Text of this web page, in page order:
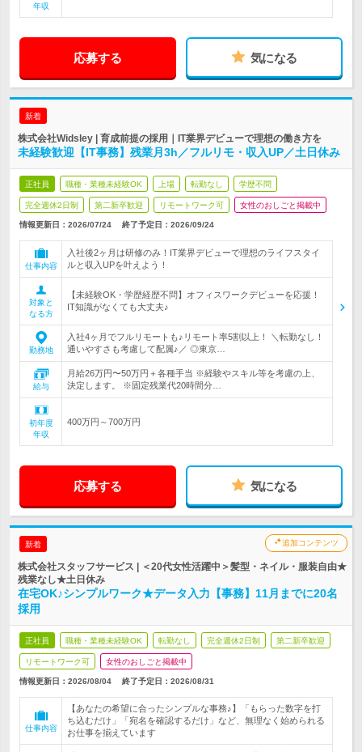
年収
応募する 気になる
新着
株式会社Widsley | 育成前提の採用｜IT業界デビューで理想の働き方を
未経験歓迎【IT事務】残業月3h／フルリモ・収入UP／土日休み
正社員 職種・業種未経験OK 上場 転勤なし 学歴不問
完全週休2日制 第二新卒歓迎 リモートワーク可 女性のおしごと掲載中
情報更新日：2026/07/24 終了予定日：2026/09/24
仕事内容
入社後2ヶ月は研修のみ！IT業界デビューで理想のライフスタイ
ルと収入UPを叶えよう！
対象と
なる方
【未経験OK・学歴経歴不問】オフィスワークデビューを応援！
IT知識がなくても大丈夫♪
勤務地
入社4ヶ月でフルリモートも♪リモート率5割以上！ ＼転勤なし！
通いやすさも考慮して配属♪／ ◎東京…
給与
月給26万円〜50万円＋各種手当 ※経験やスキル等を考慮の上、
決定します。 ※固定残業代20時間分…
初年度
年収
400万円～700万円
応募する 気になる
新着 追加コンテンツ
株式会社スタッフサービス | ＜20代女性活躍中＞髪型・ネイル・服装自由★
残業なし★土日休み
在宅OK♪シンプルワーク★データ入力【事務】11月までに20名
採用
正社員 職種・業種未経験OK 転勤なし 完全週休2日制 第二新卒歓迎
リモートワーク可 女性のおしごと掲載中
情報更新日：2026/08/04 終了予定日：2026/08/31
仕事内容
【あなたの希望に合ったシンプルな事務♪】「もらった数字を打
ち込むだけ」「宛名を確認するだけ」など、無理なく始められる
お仕事を揃えています